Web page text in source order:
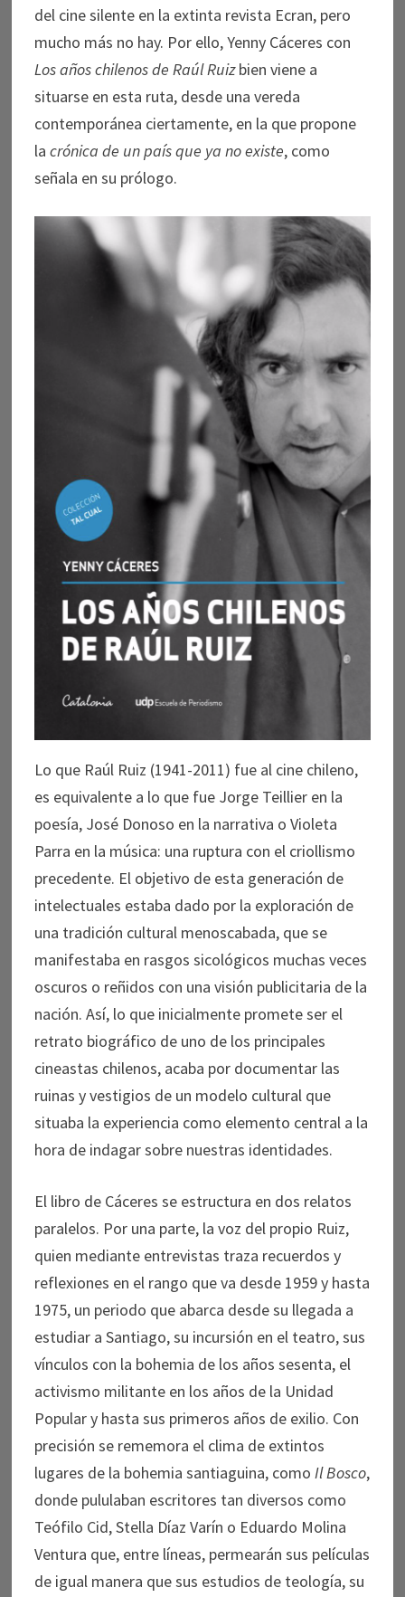
del cine silente en la extinta revista Ecran, pero
mucho más no hay. Por ello, Yenny Cáceres con
Los años chilenos de Raúl Ruizbien viene a
situarse en esta ruta, desde una vereda
contemporánea ciertamente, en la que propone
la crónica de un país que ya no existe, como
señala en su prólogo.
Lo que Raúl Ruiz (1941-2011) fue al cine chileno,
es equivalente a lo que fue Jorge Teillier en la
poesía, José Donoso en la narrativa o Violeta
Parra en la música: una ruptura con el criollismo
precedente. El objetivo de esta generación de
intelectuales estaba dado por la exploración de
una tradición cultural menoscabada, que se
manifestaba en rasgos sicológicos muchas veces
oscuros o reñidos con una visión publicitaria de la
nación. Así, lo que inicialmente promete ser el
retrato biográfico de uno de los principales
cineastas chilenos, acaba por documentar las
ruinas y vestigios de un modelo cultural que
situaba la experiencia como elemento central a la
hora de indagar sobre nuestras identidades.
El libro de Cáceres se estructura en dos relatos
paralelos. Por una parte, la voz del propio Ruiz,
quien mediante entrevistas traza recuerdos y
reflexiones en el rango que va desde 1959 y hasta
1975, un periodo que abarca desde su llegada a
estudiar a Santiago, su incursión en el teatro, sus
vínculos con la bohemia de los años sesenta, el
activismo militante en los años de la Unidad
Popular y hasta sus primeros años de exilio. Con
precisión se rememora el clima de extintos
lugares de la bohemia santiaguina, como Il Bosco,
donde pululaban escritores tan diversos como
Teófilo Cid, Stella Díaz Varín o Eduardo Molina
Ventura que, entre líneas, permearán sus películas
de igual manera que sus estudios de teología, su